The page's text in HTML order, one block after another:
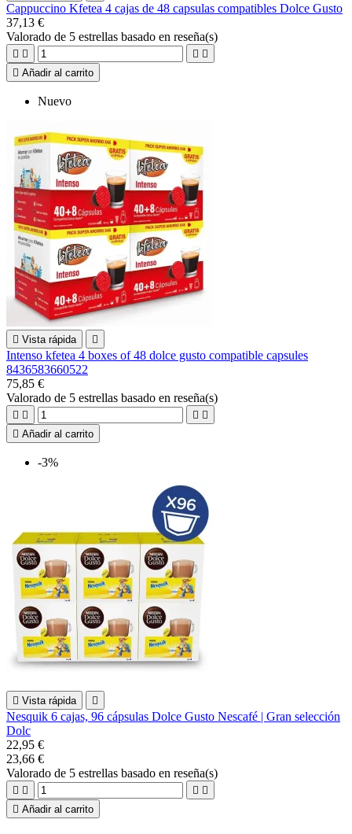
Cappuccino Kfetea 4 cajas de 48 capsulas compatibles Dolce Gusto
37,13 €
Valorado de 5 estrellas basado en reseña(s)
   
 Añadir al carrito
Nuevo
 Vista rápida 
Intenso kfetea 4 boxes of 48 dolce gusto compatible capsules
8436583660522
75,85 €
Valorado de 5 estrellas basado en reseña(s)
   
 Añadir al carrito
-3%
 Vista rápida 
Nesquik 6 cajas, 96 cápsulas Dolce Gusto Nescafé | Gran selección
Dolc
22,95 €
23,66 €
Valorado de 5 estrellas basado en reseña(s)
   
 Añadir al carrito